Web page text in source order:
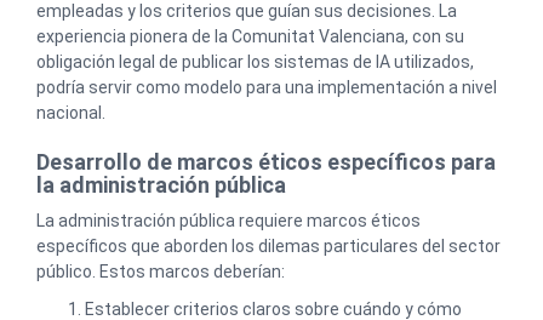
empleadas y los criterios que guían sus decisiones. La
experiencia pionera de la Comunitat Valenciana, con su
obligación legal de publicar los sistemas de IA utilizados,
podría servir como modelo para una implementación a nivel
nacional.
Desarrollo de marcos éticos específicos para
la administración pública
La administración pública requiere marcos éticos
específicos que aborden los dilemas particulares del sector
público. Estos marcos deberían:
Establecer criterios claros sobre cuándo y cómo